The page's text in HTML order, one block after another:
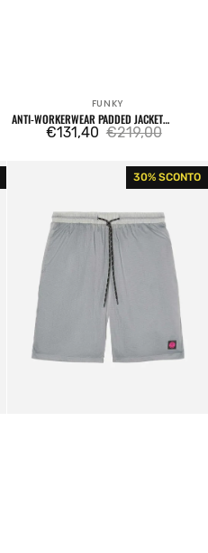
Venditore:
FUNKY
ANTI-WORKERWEAR PADDED JACKET
CARAMEL
Prezzo
€131,40
Prezzo
regolare
€219,00
Hike
Nylon
Ripstop
Shorts
30% SCONTO